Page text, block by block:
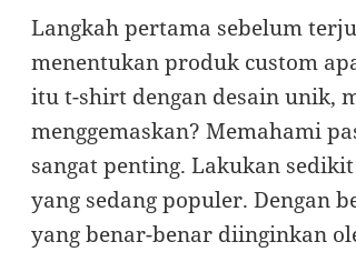
Langkah pertama sebelum
menentukan produk custom
itu t-shirt dengan desain unik,
menggemaskan? Memahami
sangat penting. Lakukan
yang sedang populer. Dengan
yang benar-benar diinginkan